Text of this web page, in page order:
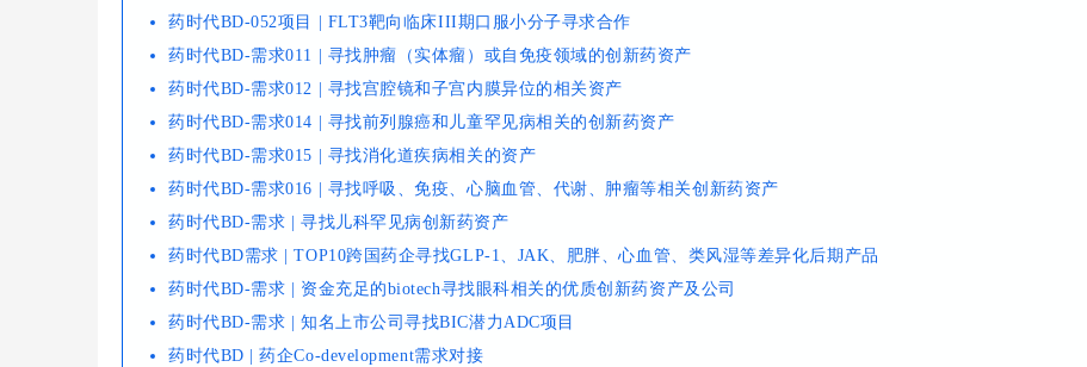
药时代BD-052项目 | FLT3靶向临床III期口服小分子寻求合作
药时代BD-需求011 | 寻找肿瘤（实体瘤）或自免疫领域的创新药资产
药时代BD-需求012 | 寻找宫腔镜和子宫内膜异位的相关资产
药时代BD-需求014 | 寻找前列腺癌和儿童罕见病相关的创新药资产
药时代BD-需求015 | 寻找消化道疾病相关的资产
药时代BD-需求016 | 寻找呼吸、免疫、心脑血管、代谢、肿瘤等相关创新药资产
药时代BD-需求 | 寻找儿科罕见病创新药资产
药时代BD需求 | TOP10跨国药企寻找GLP-1、JAK、肥胖、心血管、类风湿等差异化后期产品
药时代BD-需求 | 资金充足的biotech寻找眼科相关的优质创新药资产及公司
药时代BD-需求 | 知名上市公司寻找BIC潜力ADC项目
药时代BD | 药企Co-development需求对接